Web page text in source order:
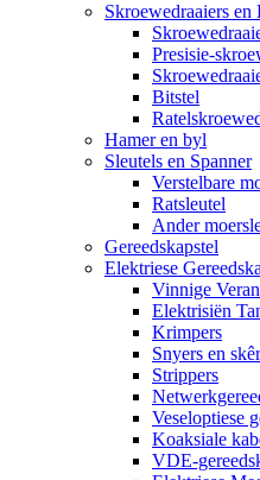
Skroewedraaiers en
Presisie-
Bitstel
Hamer en byl
Sleutels en Spanner
Verstelbare
Ratsleutel
Ander
Gereedskapstel
Elektriese
Vinnige
Elektrisiën
Krimpers
Snyers en
Strippers
Veseloptiese
Koaksiale
VDE-